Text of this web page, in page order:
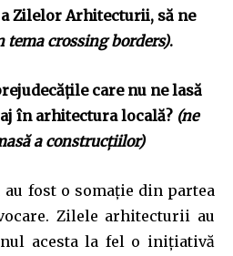
Zilelor Arhitecturii, să ne
tema crossing borders).
care nu ne lasă
în arhitectura locală? (ne
a construcţiilor)
fost o somație din partea
Zilele arhitecturii au
acesta la fel o inițiativă